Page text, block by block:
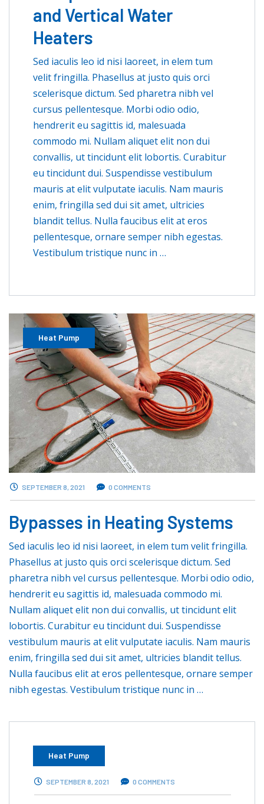
and Vertical Water
Heaters
Sed iaculis leo id nisi laoreet, in elem tum
velit fringilla. Phasellus at justo quis orci
scelerisque dictum. Sed pharetra nibh vel
cursus pellentesque. Morbi odio odio,
hendrerit eu sagittis id, malesuada
commodo mi. Nullam aliquet elit non dui
convallis, ut tincidunt elit lobortis. Curabitur
eu tincidunt dui. Suspendisse vestibulum
mauris at elit vulputate iaculis. Nam mauris
enim, fringilla sed dui sit amet, ultricies
blandit tellus. Nulla faucibus elit at eros
pellentesque, ornare semper nibh egestas.
Vestibulum tristique nunc in …
Heat Pump
SEPTEMBER 8, 2021 0 COMMENTS
Bypasses in Heating Systems
Sed iaculis leo id nisi laoreet, in elem tum velit fringilla.
Phasellus at justo quis orci scelerisque dictum. Sed
pharetra nibh vel cursus pellentesque. Morbi odio odio,
hendrerit eu sagittis id, malesuada commodo mi.
Nullam aliquet elit non dui convallis, ut tincidunt elit
lobortis. Curabitur eu tincidunt dui. Suspendisse
vestibulum mauris at elit vulputate iaculis. Nam mauris
enim, fringilla sed dui sit amet, ultricies blandit tellus.
Nulla faucibus elit at eros pellentesque, ornare semper
nibh egestas. Vestibulum tristique nunc in …
Heat Pump
SEPTEMBER 8, 2021 0 COMMENTS